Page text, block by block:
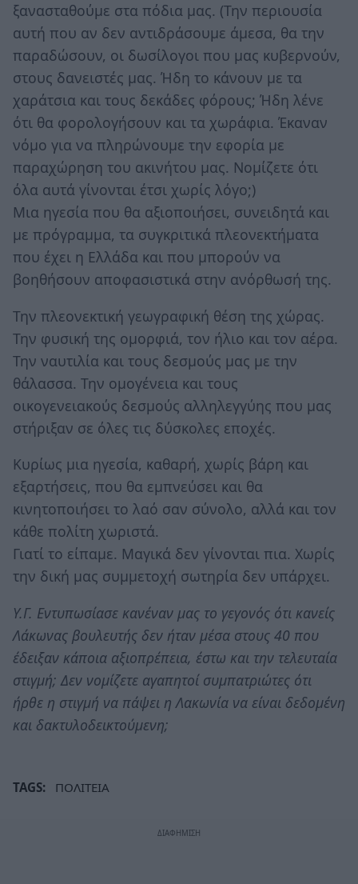
ξανασταθούμε στα πόδια μας. (Την περιουσία
αυτή που αν δεν αντιδράσουμε άμεσα, θα την
παραδώσουν, οι δωσίλογοι που μας κυβερνούν,
στους δανειστές μας. Ήδη το κάνουν με τα
χαράτσια και τους δεκάδες φόρους; Ήδη λένε
ότι θα φορολογήσουν και τα χωράφια. Έκαναν
νόμο για να πληρώνουμε την εφορία με
παραχώρηση του ακινήτου μας. Νομίζετε ότι
όλα αυτά γίνονται έτσι χωρίς λόγο;)
Μια ηγεσία που θα αξιοποιήσει, συνειδητά και
με πρόγραμμα, τα συγκριτικά πλεονεκτήματα
που έχει η Ελλάδα και που μπορούν να
βοηθήσουν αποφασιστικά στην ανόρθωσή της.
Την πλεονεκτική γεωγραφική θέση της χώρας.
Την φυσική της ομορφιά, τον ήλιο και τον αέρα.
Την ναυτιλία και τους δεσμούς μας με την
θάλασσα. Την ομογένεια και τους
οικογενειακούς δεσμούς αλληλεγγύης που μας
στήριξαν σε όλες τις δύσκολες εποχές.
Κυρίως μια ηγεσία, καθαρή, χωρίς βάρη και
εξαρτήσεις, που θα εμπνεύσει και θα
κινητοποιήσει το λαό σαν σύνολο, αλλά και τον
κάθε πολίτη χωριστά.
Γιατί το είπαμε. Μαγικά δεν γίνονται πια. Χωρίς
την δική μας συμμετοχή σωτηρία δεν υπάρχει.
Υ.Γ. Εντυπωσίασε κανέναν μας το γεγονός ότι κανείς
Λάκωνας βουλευτής δεν ήταν μέσα στους 40 που
έδειξαν κάποια αξιοπρέπεια, έστω και την τελευταία
στιγμή; Δεν νομίζετε αγαπητοί συμπατριώτες ότι
ήρθε η στιγμή να πάψει η Λακωνία να είναι δεδομένη
και δακτυλοδεικτούμενη;
TAGS: ΠΟΛΙΤΕΙΑ